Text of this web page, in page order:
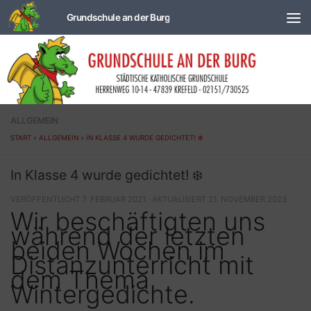
Zum Inhalt springen
ALLGEMEIN
START » ALLGEMEIN » IN KLASSE 4 WURDE GEDICHTET! ❄️
In Klasse 4 wurde gedichtet! ❄️
VERÖFFENTLICHT 7. FEBRUAR 2021 · AKTUALISIERT 21. NOVEMBER 2023
Wir beschäftigten uns
während der letzten
beiden Wochen im
Distanzunterricht mit
dem Thema
Wintergedichte.